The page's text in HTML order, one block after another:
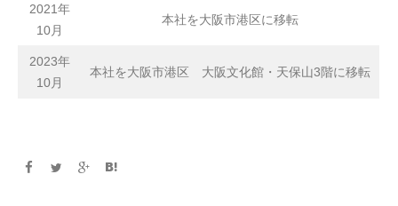
2021年
10月
本社を大阪市港区に移転
2023年
10月
本社を大阪市港区 大阪文化館・天保山3階に移転